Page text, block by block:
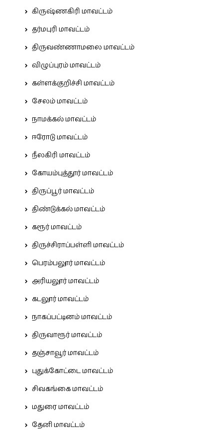
கிருஷ்ணகிரி மாவட்டம்
தர்மபுரி மாவட்டம்
திருவண்ணாமலை மாவட்டம்
விழுப்புரம் மாவட்டம்
கள்ளக்குறிச்சி மாவட்டம்
சேலம் மாவட்டம்
நாமக்கல் மாவட்டம்
ஈரோடு மாவட்டம்
நீலகிரி மாவட்டம்
கோயம்புத்தூர் மாவட்டம்
திருப்பூர் மாவட்டம்
திண்டுக்கல் மாவட்டம்
கரூர் மாவட்டம்
திருச்சிராப்பள்ளி மாவட்டம்
பெரம்பலூர் மாவட்டம்
அரியலூர் மாவட்டம்
கடலூர் மாவட்டம்
நாகப்பட்டினம் மாவட்டம்
திருவாரூர் மாவட்டம்
தஞ்சாவூர் மாவட்டம்
புதுக்கோட்டை மாவட்டம்
சிவகங்கை மாவட்டம்
மதுரை மாவட்டம்
தேனி மாவட்டம்